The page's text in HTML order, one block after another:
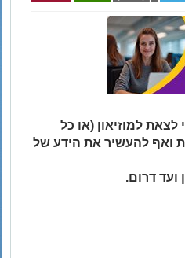
למוזיאון (או כל
ואף להעשיר את הידע של
ועד דרום.
ת"א, אשר מציג את אוצרות
מודרכים ואטרקציות